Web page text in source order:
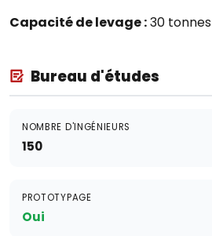
Capacité de levage :30 tonnes
Bureau d'études
NOMBRE D'INGÉNIEURS
150
PROTOTYPAGE
Oui